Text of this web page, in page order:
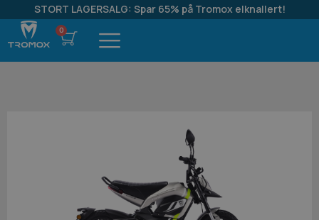
STORT LAGERSALG: Spar 65% på Tromox elknallert!